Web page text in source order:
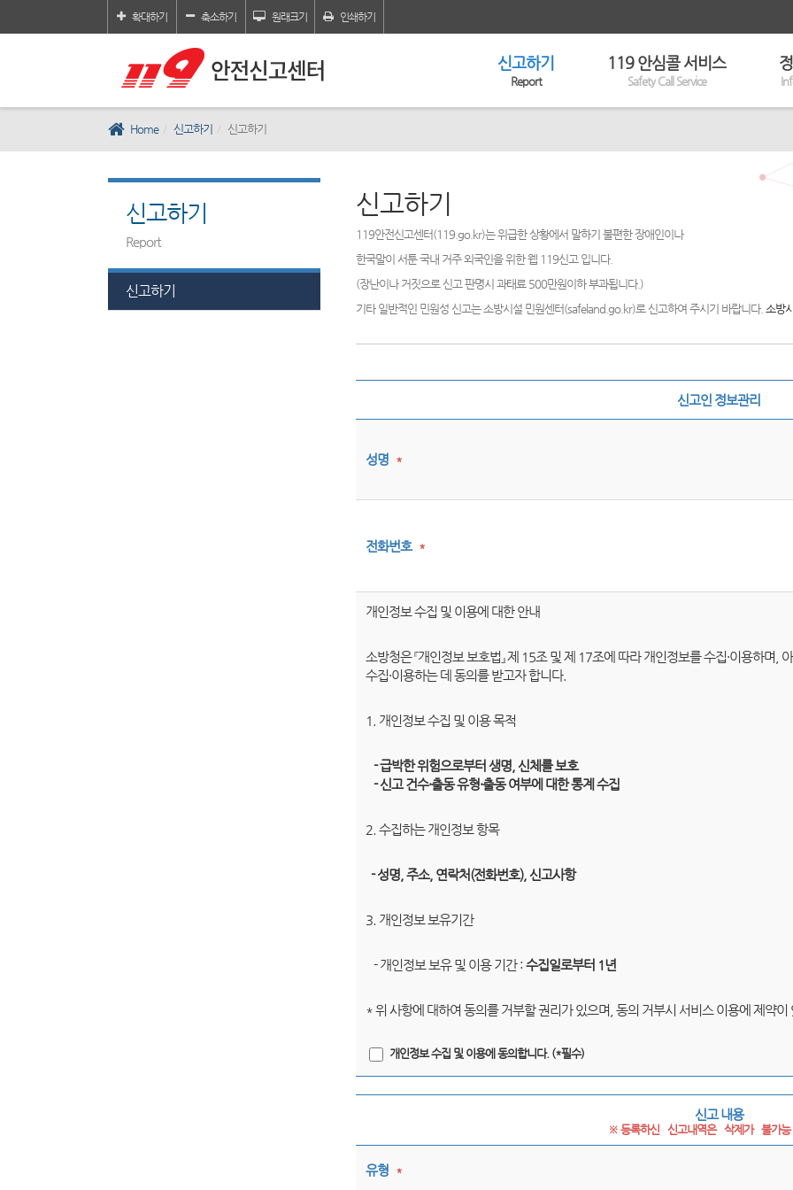
확대하기 축소하기 원래크기 인쇄하기
신고하기
Report
119 안심콜 서비스
Safety Call Service
Home 신고하기 신고하기
신고하기
Report
신고하기
신고하기
119안전신고센터(119.go.kr)는 위급한 상황에서 말하기 불편한 장애인이나
한국말이 서툰 국내 거주 외국인을 위한 웹 119신고 입니다.
(장난이나 거짓으로 신고 판명시 과태료 500만원이하 부과됩니다.)
기타 일반적인 민원성 신고는 소방시설 민원센터(safeland.go.kr)로 신고하여 주시기 바랍니다. 소방
신고인 정보관리
성명 *
전화번호 *
개인정보 수집 및 이용에 대한 안내
소방청은 『개인정보 보호법』 제 15조 및 제 17조에 따라 개인정보를 수집·이용하며,
수집·이용하는 데 동의를 받고자 합니다.
1. 개인정보 수집 및 이용 목적
- 급박한 위험으로부터 생명, 신체를 보호
- 신고 건수·출동 유형·출동 여부에 대한 통계 수집
2. 수집하는 개인정보 항목
- 성명, 주소, 연락처(전화번호), 신고사항
3. 개인정보 보유기간
- 개인정보 보유 및 이용 기간 : 수집일로부터 1년
* 위 사항에 대하여 동의를 거부할 권리가 있으며, 동의 거부시 서비스 이용에 제약이
개인정보 수집 및 이용에 동의합니다. (*필수)
신고 내용
※ 등록하신   신고내역은   삭제가   불가능
유형 *